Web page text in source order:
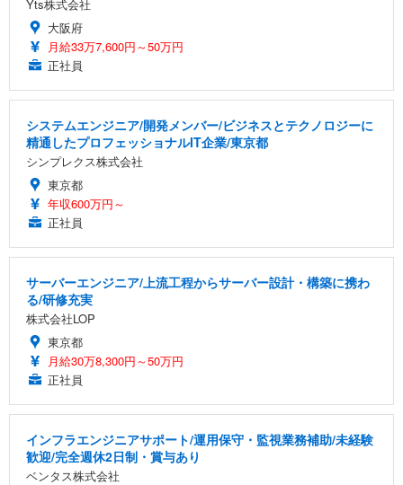
Yts株式会社
大阪府
月給33万7,600円～50万円
正社員
システムエンジニア/開発メンバー/ビジネスとテクノロジーに
精通したプロフェッショナルIT企業/東京都
シンプレクス株式会社
東京都
年収600万円～
正社員
サーバーエンジニア/上流工程からサーバー設計・構築に携わ
る/研修充実
株式会社LOP
東京都
月給30万8,300円～50万円
正社員
インフラエンジニアサポート/運用保守・監視業務補助/未経験
歓迎/完全週休2日制・賞与あり
ベンタス株式会社